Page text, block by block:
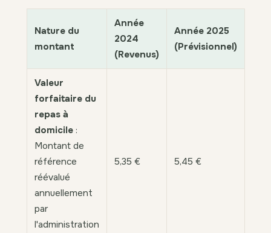
Nature du
montant
Année
2024
(Revenus)
Année 2025
(Prévisionnel)
Valeur
forfaitaire du
repas à
domicile :
Montant de
référence
réévalué
annuellement
par
l'administration
5,35 € 5,45 €